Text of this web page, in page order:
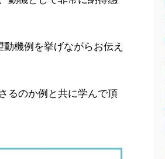
機例を挙げながらお伝え
るのか例と共に学んで頂